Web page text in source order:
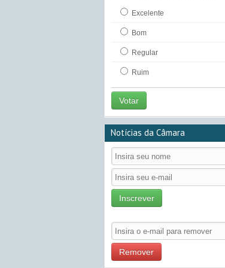
Excelente
Bom
Regular
Ruim
Votar
Notícias da Câmara
Inscrever
Remover